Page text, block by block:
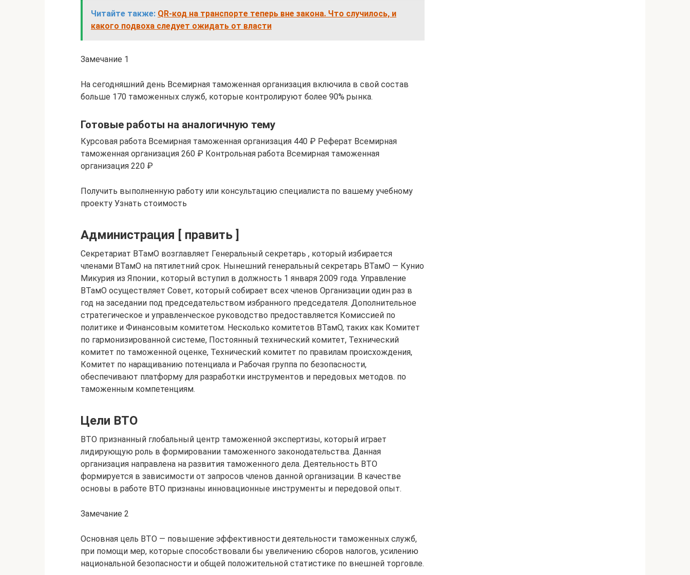
Читайте также: QR-код на транспорте теперь вне закона. Что случилось, и
какого подвоха следует ожидать от власти
Замечание 1
На сегодняшний день Всемирная таможенная организация включила в свой состав
больше 170 таможенных служб, которые контролируют более 90% рынка.
Готовые работы на аналогичную тему
Курсовая работа Всемирная таможенная организация 440 ₽ Реферат Всемирная
таможенная организация 260 ₽ Контрольная работа Всемирная таможенная
организация 220 ₽
Получить выполненную работу или консультацию специалиста по вашему учебному
проекту Узнать стоимость
Администрация [ править ]
Секретариат ВТамО возглавляет Генеральный секретарь , который избирается
членами ВТамО на пятилетний срок. Нынешний генеральный секретарь ВТамО — Кунио
Микурия из Японии., который вступил в должность 1 января 2009 года. Управление
ВТамО осуществляет Совет, который собирает всех членов Организации один раз в
год на заседании под председательством избранного председателя. Дополнительное
стратегическое и управленческое руководство предоставляется Комиссией по
политике и Финансовым комитетом. Несколько комитетов ВТамО, таких как Комитет
по гармонизированной системе, Постоянный технический комитет, Технический
комитет по таможенной оценке, Технический комитет по правилам происхождения,
Комитет по наращиванию потенциала и Рабочая группа по безопасности,
обеспечивают платформу для разработки инструментов и передовых методов. по
таможенным компетенциям.
Цели ВТО
ВТО признанный глобальный центр таможенной экспертизы, который играет
лидирующую роль в формировании таможенного законодательства. Данная
организация направлена на развития таможенного дела. Деятельность ВТО
формируется в зависимости от запросов членов данной организации. В качестве
основы в работе ВТО признаны инновационные инструменты и передовой опыт.
Замечание 2
Основная цель ВТО — повышение эффективности деятельности таможенных служб,
при помощи мер, которые способствовали бы увеличению сборов налогов, усилению
национальной безопасности и общей положительной статистике по внешней торговле.